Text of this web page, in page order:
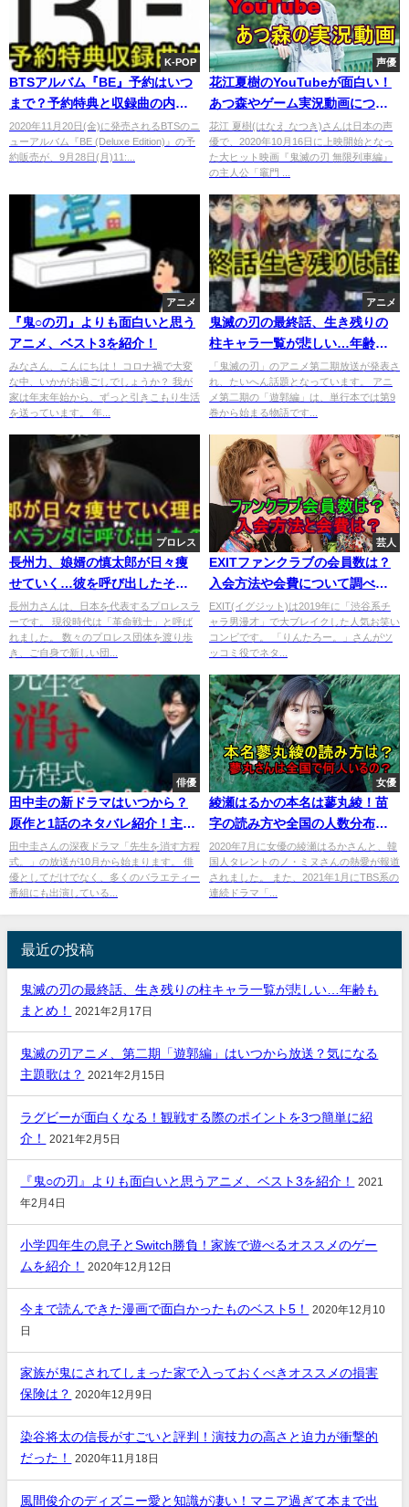
K-POP
BTSアルバム『BE』予約はいつ
まで？予約特典と収録曲の内容
は？
2020年11月20日(金)に発売されるBTSのニ
ューアルバム『BE (Deluxe Edition)』の予
約販売が、9月28日(月)11:...
声優
花江夏樹のYouTubeが面白い！
あつ森やゲーム実況動画につい
て紹介！
花江 夏樹(はなえ なつき)さんは日本の声
優で、2020年10月16日に上映開始となっ
た大ヒット映画『鬼滅の刃 無限列車編』
の主人公「竈門 ...
アニメ
『鬼○の刃』よりも面白いと思う
アニメ、ベスト3を紹介！
みなさん、こんにちは！ コロナ禍で大変
な中、いかがお過ごしでしょうか？ 我が
家は年末年始から、ずっと引きこもり生活
を送っています。 年...
アニメ
鬼滅の刃の最終話、生き残りの
柱キャラ一覧が悲しい…年齢も
まとめ！
「鬼滅の刃」のアニメ第二期放送が発表さ
れ、たいへん話題となっています。 アニ
メ第二期の「遊郭編」は、単行本では第9
巻から始まる物語です...
プロレス
長州力、娘婿の慎太郎が日々痩
せていく…彼を呼び出したその
理由は？
長州力さんは、日本を代表するプロレスラ
ーです。 現役時代は「革命戦士」と呼ば
れました。 数々のプロレス団体を渡り歩
き、ご自身で新しい団...
芸人
EXITファンクラブの会員数は？
入会方法や会費について調べて
みると…
EXIT(イグジット)は2019年に「渋谷系チ
ャラ男漫才」で大ブレイクした人気お笑い
コンビです。 「りんたろー。」さんがツ
ッコミ役でネタ...
俳優
田中圭の新ドラマはいつから？
原作と1話のネタバレ紹介！主題
歌は誰？
田中圭さんの深夜ドラマ「先生を消す方程
式。」の放送が10月から始まります。 俳
優としてだけでなく、多くのバラエティー
番組にも出演している...
女優
綾瀬はるかの本名は蓼丸綾！苗
字の読み方や全国の人数分布が
すごい！
2020年7月に女優の綾瀬はるかさんと、韓
国人タレントのノ・ミヌさんの熱愛が報道
されました。 また、2021年1月にTBS系の
連続ドラマ「...
最近の投稿
鬼滅の刃の最終話、生き残りの柱キャラ一覧が悲しい…年齢も
まとめ！
2021年2月17日
鬼滅の刃アニメ、第二期「遊郭編」はいつから放送？気になる
主題歌は？
2021年2月15日
ラグビーが面白くなる！観戦する際のポイントを3つ簡単に紹
介！
2021年2月5日
『鬼○の刃』よりも面白いと思うアニメ、ベスト3を紹介！
2021
年2月4日
小学四年生の息子とSwitch勝負！家族で遊べるオススメのゲー
ムを紹介！
2020年12月12日
今まで読んできた漫画で面白かったものベスト5！
2020年12月10
日
家族が鬼にされてしまった家で入っておくべきオススメの損害
保険は？
2020年12月9日
染谷将太の信長がすごいと評判！演技力の高さと迫力が衝撃的
だった！
2020年11月18日
風間俊介のディズニー愛と知識が凄い！マニア過ぎて本まで出